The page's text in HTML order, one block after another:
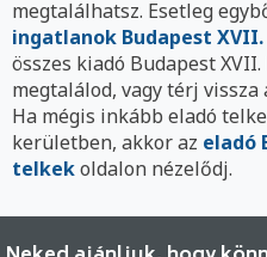
megtalálhatsz. Esetleg
ingatlanok Budapest
összes kiadó Budapest
megtalálod, vagy térj vissza
Ha mégis inkább eladó
kerületben, akkor az eladó
telkekoldalon nézelődj.